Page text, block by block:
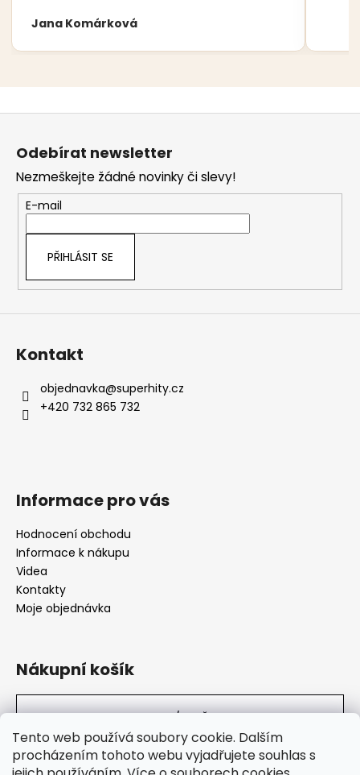
Tento web používá soubory cookie. Dalším
procházením tohoto webu vyjadřujete souhlas s
Jana Komárková
Odebírat newsletter
Nezmeškejte žádné novinky či slevy!
E-mail
PŘIHLÁSIT SE
Kontakt
objednavka@superhity.cz
+420 732 865 732
Informace pro vás
Hodnocení obchodu
Informace k nákupu
Videa
Kontakty
Moje objednávka
Nákupní košík
0KS /0 KČ